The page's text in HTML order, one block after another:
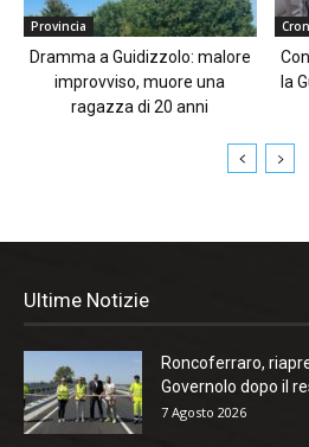
Provincia
Dramma a Guidizzolo: malore
improvviso, muore una
ragazza di 20 anni
la
Ultime Notizie
Roncoferraro,
Governolo dopo il
7 Agosto 2026